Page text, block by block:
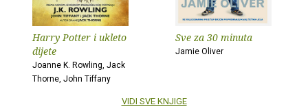
Harry Potter i ukleto
dijete
Joanne K. Rowling, Jack
Thorne, John Tiffany
Sve za 30 minuta
Jamie Oliver
VIDI SVE KNJIGE